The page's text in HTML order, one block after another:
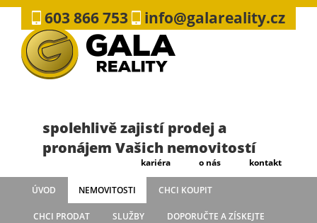
603 866 753 info@galareality.cz
spolehlivě zajistí prodej a
pronájem Vašich nemovitostí
kariéra o nás kontakt
ÚVOD NEMOVITOSTI CHCI KOUPIT
CHCI PRODAT SLUŽBY DOPORUČTE A ZÍSKEJTE